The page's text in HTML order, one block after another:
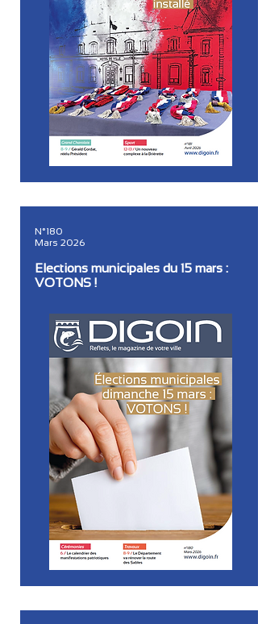
N°180
Mars 2026
Elections municipales du 15 mars :
VOTONS !